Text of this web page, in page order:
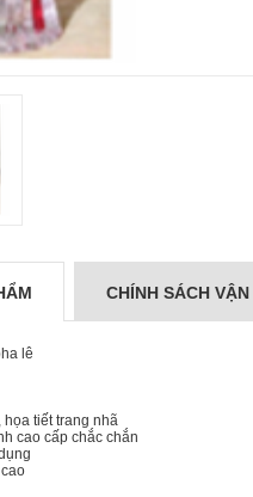
CHÍNH SÁCH
lê
họa tiết trang nhã
cao cấp chắc chắn